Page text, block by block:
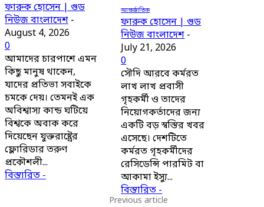
ফারুক হোসেন | গুড
নিউজ বাংলাদেশ -
August 4, 2026
0
আমাদের চারপাশে এমন
কিছু মানুষ থাকেন,
যাদের প্রতিভা সবাইকে
চমকে দেয়। তেমনই এক
অবিশ্বাস্য কান্ড ঘটিয়ে
বিশ্বকে অবাক করে
দিয়েছেন যুক্তরাষ্ট্রের
ফ্লোরিডার তরুণ
প্রকৌশলী...
বিস্তারিত -
আন্তর্জাতিক
ফারুক হোসেন | গুড
নিউজ বাংলাদেশ -
July 21, 2026
0
সৌদি আরবে কর্মরত
লাখ লাখ প্রবাসী
গৃহকর্মী ও তাদের
নিয়োগকর্তাদের জন্য
একটি বড় স্বস্তির খবর
এসেছে। দেশটিতে
কর্মরত গৃহকর্মীদের
রেসিডেন্সি পারমিট বা
আকামা ইস্যু...
বিস্তারিত -
Previous article